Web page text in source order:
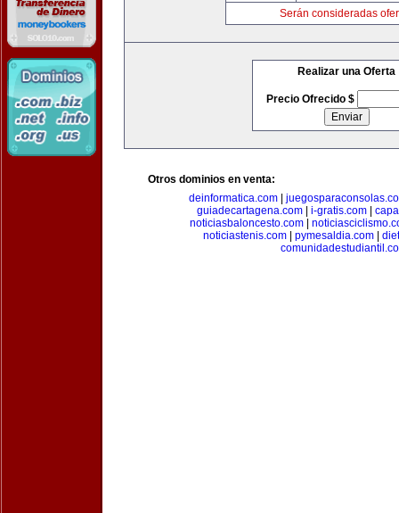
Serán consideradas
Realizar una Oferta
Precio Ofrecido $
Otros dominios en venta:
deinformatica.com
guiadecartagena.com| i-gratis.com|
noticiasbaloncesto.com
noticiastenis.com
pymesaldia.com